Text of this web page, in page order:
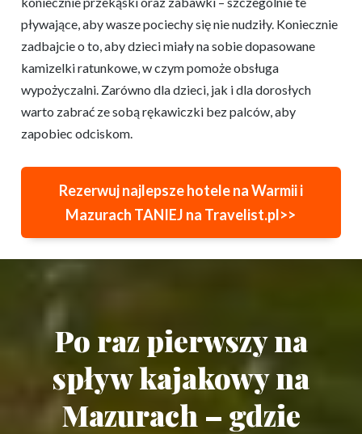
pływające, aby wasze pociechy się nie nudziły. Koniecznie
zadbajcie o to, aby dzieci miały na sobie dopasowane
kamizelki ratunkowe, w czym pomoże obsługa
wypożyczalni. Zarówno dla dzieci, jak i dla dorosłych
warto zabrać ze sobą rękawiczki bez palców, aby
zapobiec odciskom.
Rezerwuj najlepsze hotele na Warmii i
Mazurach TANIEJ na Travelist.pl>>
Po raz pierwszy na
spływ kajakowy na
Mazurach – gdzie